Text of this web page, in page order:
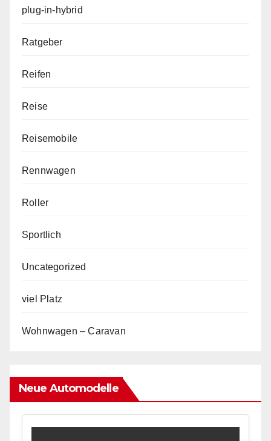
plug-in-hybrid
Ratgeber
Reifen
Reise
Reisemobile
Rennwagen
Roller
Sportlich
Uncategorized
viel Platz
Wohnwagen – Caravan
Neue Automodelle